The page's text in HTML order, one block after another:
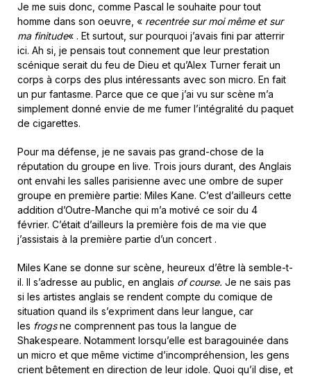
Je me suis donc, comme Pascal le souhaite pour tout
homme dans son oeuvre, « recentrée sur moi même et sur
ma finitude« . Et surtout, sur pourquoi j’avais fini par atterrir
ici. Ah si, je pensais tout connement que leur prestation
scénique serait du feu de Dieu et qu’Alex Turner ferait un
corps à corps des plus intéressants avec son micro. En fait
un pur fantasme. Parce que ce que j’ai vu sur scène m’a
simplement donné envie de me fumer l’intégralité du paquet
de cigarettes.
Pour ma défense, je ne savais pas grand-chose de la
réputation du groupe en live. Trois jours durant, des Anglais
ont envahi les salles parisienne avec une ombre de super
groupe en première partie: Miles Kane. C’est d’ailleurs cette
addition d’Outre-Manche qui m’a motivé ce soir du 4
février. C’était d’ailleurs la première fois de ma vie que
j’assistais à la première partie d’un concert .
Miles Kane se donne sur scène, heureux d’être là semble-t-
il. Il s’adresse au public, en anglais of course. Je ne sais pas
si les artistes anglais se rendent compte du comique de
situation quand ils s’expriment dans leur langue, car
les frogsne comprennent pas tous la langue de
Shakespeare. Notamment lorsqu’elle est baragouinée dans
un micro et que même victime d’incompréhension, les gens
crient bêtement en direction de leur idole. Quoi qu’il dise, et